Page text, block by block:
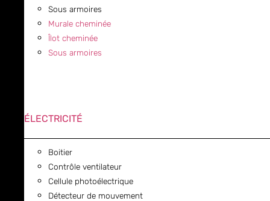
Sous armoires
Murale cheminée
Îlot cheminée
Sous armoires
ÉLECTRICITÉ
Boitier
Contrôle ventilateur
Cellule photoélectrique
Détecteur de mouvement